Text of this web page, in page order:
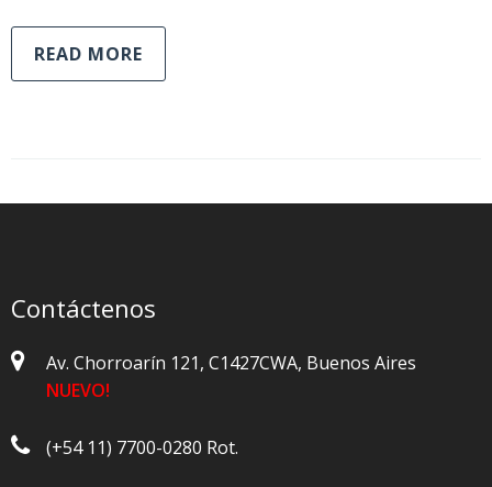
READ MORE
Contáctenos
Av. Chorroarín 121, C1427CWA, Buenos Aires
NUEVO!
(+54 11) 7700-0280 Rot.